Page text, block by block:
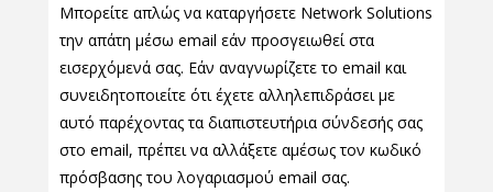
Μπορείτε απλώς να καταργήσετε Network Solutions
την απάτη μέσω email εάν προσγειωθεί στα
εισερχόμενά σας. Εάν αναγνωρίζετε το email και
συνειδητοποιείτε ότι έχετε αλληλεπιδράσει με
αυτό παρέχοντας τα διαπιστευτήρια σύνδεσής σας
στο email, πρέπει να αλλάξετε αμέσως τον κωδικό
πρόσβασης του λογαριασμού email σας.